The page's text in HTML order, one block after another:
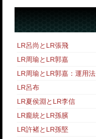
LR呂尚とLR張飛
LR周瑜とLR郭嘉
LR周瑜とLR郭嘉：運用法
LR呂布
LR夏侯淵とLR李信
LR龐統とLR孫臏
LR許褚とLR孫堅